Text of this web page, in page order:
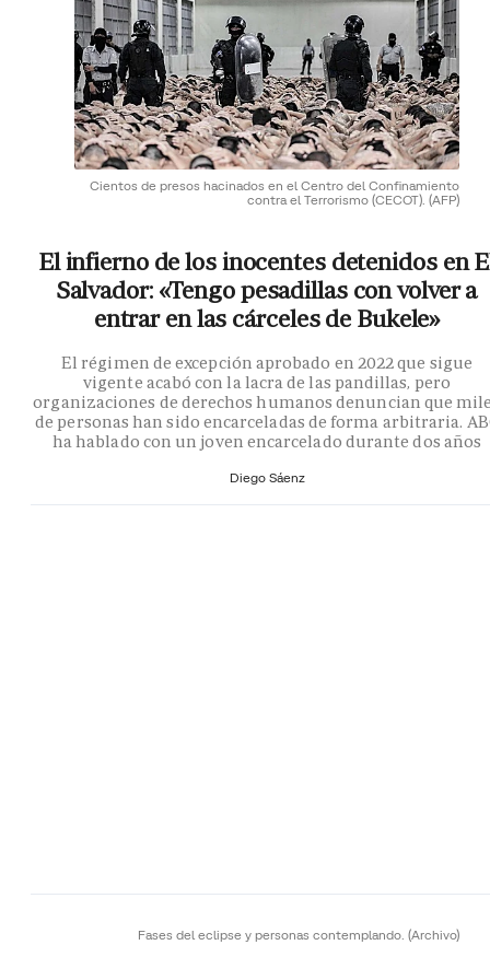
Cientos de presos hacinados en el Centro del Confinamiento
contra el Terrorismo (CECOT). (AFP)
El infierno de los inocentes detenidos en
Salvador: «Tengo pesadillas con volver a
entrar en las cárceles de Bukele»
El régimen de excepción aprobado en 2022 que sigue
vigente acabó con la lacra de las pandillas, pero
organizaciones de derechos humanos denuncian que
de personas han sido encarceladas de forma arbitraria.
ha hablado con un joven encarcelado durante dos años
Diego Sáenz
Fases del eclipse y personas contemplando. (Archivo)